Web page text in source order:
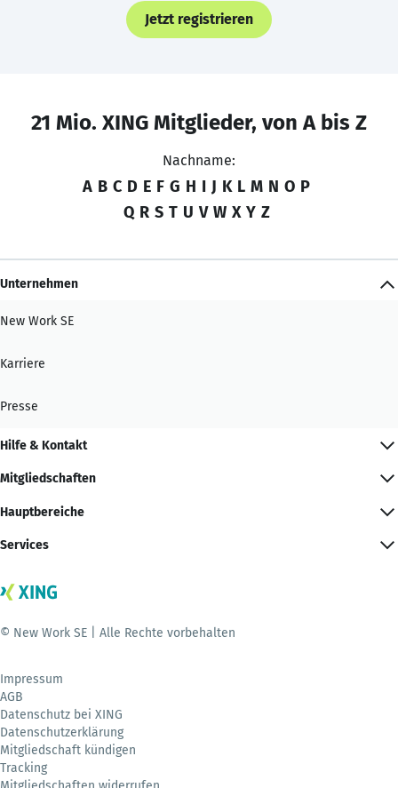
Jetzt registrieren
21 Mio. XING Mitglieder, von A bis Z
Nachname:
A B C D E F G H I J K L M N O P
Q R S T U V W X Y Z
Unternehmen
New Work SE
Karriere
Presse
Hilfe & Kontakt
Mitgliedschaften
Hauptbereiche
Services
© New Work SE | Alle Rechte vorbehalten
Impressum
AGB
Datenschutz bei XING
Datenschutzerklärung
Mitgliedschaft kündigen
Tracking